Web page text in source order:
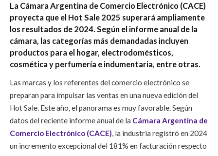
La Cámara Argentina de Comercio Electrónico (CACE)
proyecta que el Hot Sale 2025 superará ampliamente
los resultados de 2024. Según el informe anual de la
cámara, las categorías más demandadas incluyen
productos para el hogar, electrodomésticos,
cosmética y perfumería e indumentaria, entre otras.
Las marcas y los referentes del comercio electrónico se
preparan para impulsar las ventas en una nueva edición del
Hot Sale. Este año, el panorama es muy favorable. Según
datos del reciente informe anual de la Cámara Argentina de
Comercio Electrónico (CACE), la industria registró en 2024
un incremento excepcional del 181% en facturación respecto